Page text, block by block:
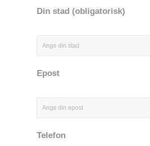
Din stad (obligatorisk)
Epost
Telefon